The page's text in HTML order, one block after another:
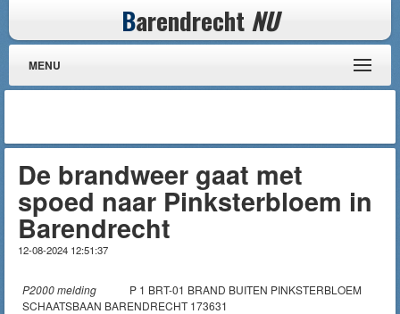
Barendrecht NU
MENU
De brandweer gaat met
spoed naar Pinksterbloem in
Barendrecht
12-08-2024 12:51:37
P2000 melding
P 1 BRT-01 BRAND BUITEN PINKSTERBLOEM
SCHAATSBAAN BARENDRECHT 173631